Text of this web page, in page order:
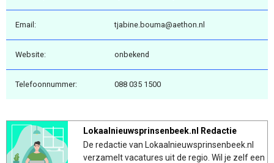
Email: tjabine.bouma@aethon.nl
Website: onbekend
Telefoonnummer: 088 035 1500
Lokaalnieuwsprinsenbeek.nl Redactie
De redactie van Lokaalnieuwsprinsenbeek.nl
verzamelt vacatures uit de regio. Wil je zelf een